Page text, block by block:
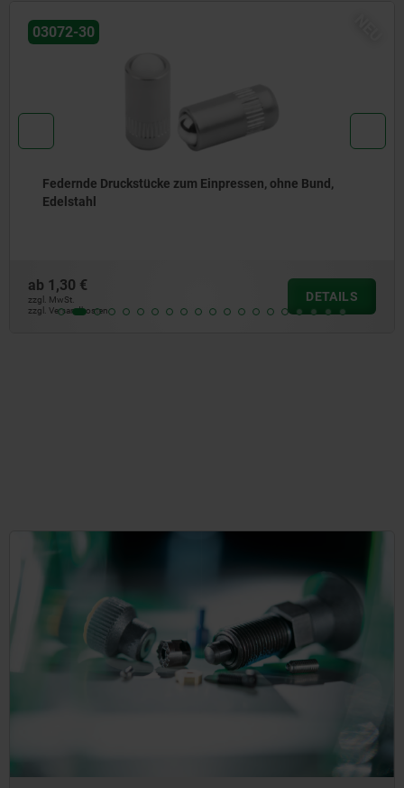
NEU
Federnde Druckstücke zum Einpressen, ohne
zzgl. Versandkosten